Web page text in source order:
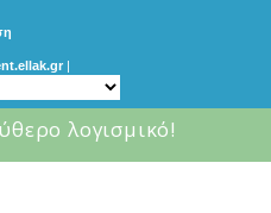
|
λογισμικό!